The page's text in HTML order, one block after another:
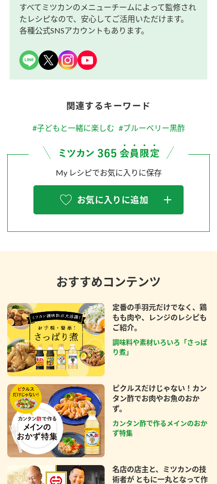
すべてミツカンのメニューチームによって監修され
たレシピなので、安心してご活用いただけます。
各種公式SNSアカウントもあります。
関連するキーワード
#子どもと一緒に楽しむ #ブルーベリー黒酢
My レシピでお気に入りに保存
お気に入りに追加
おすすめコンテンツ
定番の手羽元だけでなく、鶏
もも肉や、レンジのレシピも
ご紹介。
調味料や素材いろいろ「さっぱ
り煮」
ピクルスだけじゃない！カン
タン酢でお肉やお魚のおか
ず。
カンタン酢で作るメインのおか
ず特集
名店の店主と、ミツカンの技
術者が ともに一丸となって作